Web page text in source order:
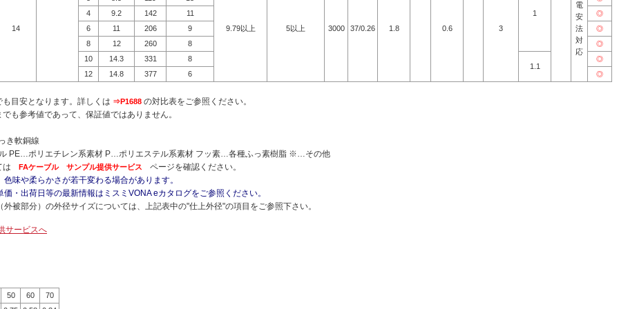
14 9.79以上 5以上 3000 37/0.26 1.8 0.6 3
1
電
安
法
対
応
4 9.2 142 11 ◎
6 11 206 9 ◎
8 12 260 8 ◎
10 14.3 331
8
1.1
◎
12 14.8 377 6 ◎
目安となります。詳しくは ⇒P1688 の対比表をご参照ください。
も参考値であって、保証値ではありません。
き軟銅線
PE…ポリエチレン系素材 P…ポリエステル系素材 フッ素…各種ふっ素樹脂 ※…その他
は FAケーブル サンプル提供サービス ページを確認ください。
味や柔らかさが若干変わる場合があります。
・出荷日等の最新情報はミスミVONA eカタログをご参照ください。
被部分）の外径サイズについては、上記表中の"仕上外径"の項目をご参照下さい。
サービスへ
50 60
70